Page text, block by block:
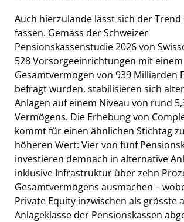
Auch hierzulande lässt sich der Trend
fassen. Gemäss der Schweizer
Pensionskassenstudie 2026 von
528 Vorsorgeeinrichtungen mit einem
Gesamtvermögen von 939 Milliarden
befragt wurden, stabilisieren sich
Anlagen auf einem Niveau von rund
Vermögens. Die Erhebung von
kommt für einen ähnlichen Stichtag
höheren Wert: Vier von fünf
investieren demnach in alternative
inklusive Infrastruktur über zehn
Gesamtvermögens ausmachen –
Private Equity inzwischen als grösste
Anlageklasse der Pensionskassen